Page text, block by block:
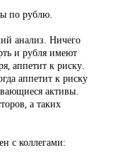
по рублю.
анализ. Ничего
и рубля имеют
аппетит к риску.
аппетит к риску
активы.
а таких
с коллегами: